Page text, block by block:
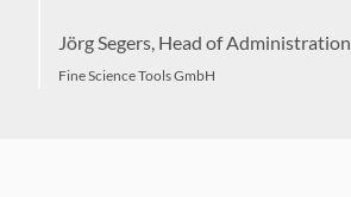
Jörg Segers, Head of Administration
Fine Science Tools GmbH